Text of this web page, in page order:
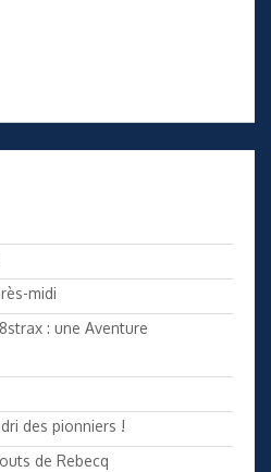
midi
: une Aventure
des pionniers !
de Rebecq